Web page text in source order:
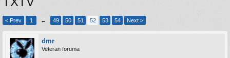
< Prev 1 ← 49 50 51 52 53 54 Next >
dmr
Veteran foruma